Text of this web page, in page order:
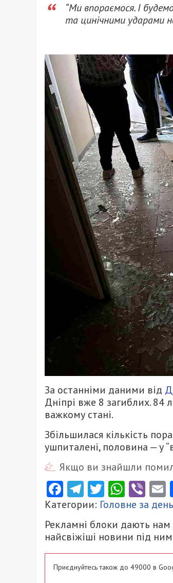
“Ми впораємося. І
та цинічними ударами
За останніми даними від
Дніпрі вже 8 загиблих. 84
важкому стані.
Збільшилася кількість
ушпиталені, половина — у
Якщо ви знайшли
Facebook
Telegram
Twitter
Категории: Головне за день
Рекламні блоки дають
найсвіжіші новини під
Приєднуйтесь також до 49000 в